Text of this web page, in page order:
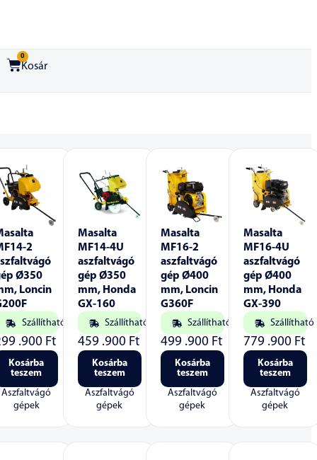
0
Kosár
2
Ø350
Loncin
Szállítható
.900 Ft
Kosárba
teszem
Aszfaltvágó
gépek
Masalta
MF14-4U
aszfaltvágó
gép Ø350
mm, Honda
GX-160
Szállítható
459 .900 Ft
Kosárba
teszem
Aszfaltvágó
gépek
Masalta
MF16-2
aszfaltvágó
gép Ø400
mm, Loncin
G360F
Szállítható
499 .900 Ft
Kosárba
teszem
Aszfaltvágó
gépek
Masalta
MF16-4U
aszfaltvágó
gép Ø400
mm, Honda
GX-390
Szállítható
779 .900 Ft
Kosárba
teszem
Aszfaltvágó
gépek